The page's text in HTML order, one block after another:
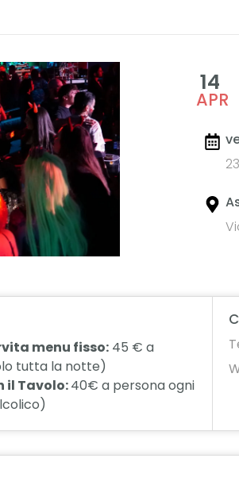
14
APR
menu fisso: 45 € a
tutta la notte)
il Tavolo:40€ a persona ogni